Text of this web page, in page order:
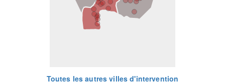
Toutes les autres villes d'intervention